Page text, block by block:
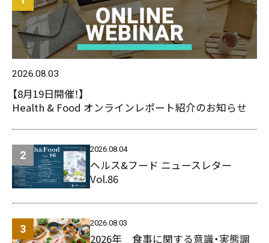
2026.08.03
【8月19日開催！】
Health & Food オンラインレポート紹介のお知らせ
2026.08.04
ヘルス&フード ニュースレター
Vol.86
2026.08.03
2026年 食事に関する意識・実態調